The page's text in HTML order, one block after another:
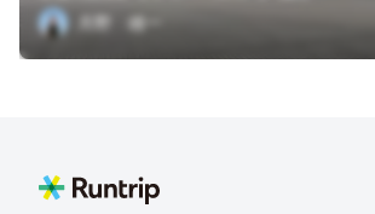
月野 雄一